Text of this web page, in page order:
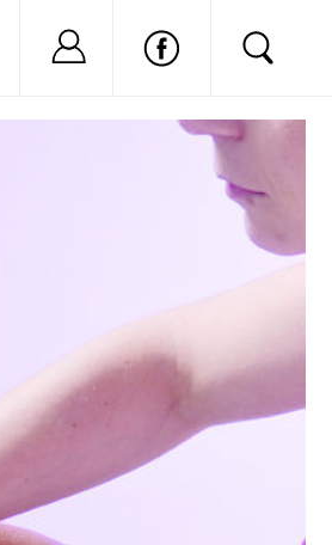
Nu ai cont?